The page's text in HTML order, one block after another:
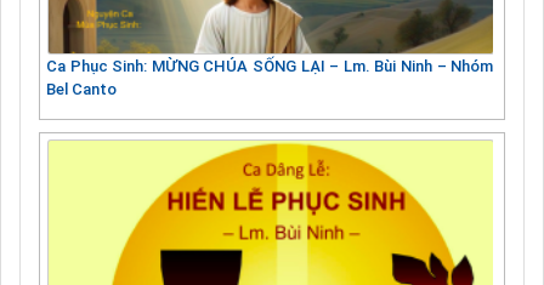
Ca Phục Sinh: MỪNG CHÚA SỐNG LẠI – Lm. Bùi Ninh – Nhóm
Bel Canto